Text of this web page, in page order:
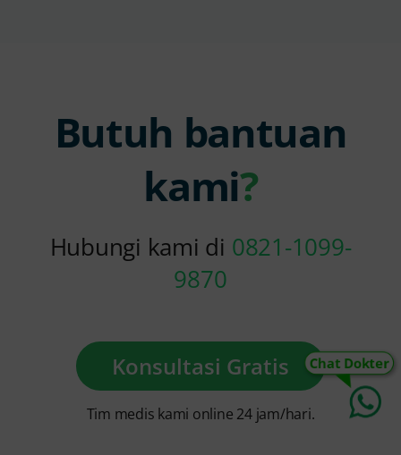
Butuh bantuan
kami?
Hubungi kami di 0821-1099-
9870
Konsultasi Gratis
Tim medis kami online 24 jam/hari.
Chat Dokter